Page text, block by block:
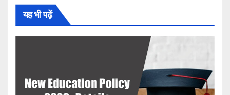
यह भी पढ़ें